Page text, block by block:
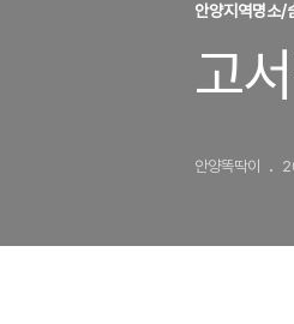
안양지역명소/
고
안양똑딱이